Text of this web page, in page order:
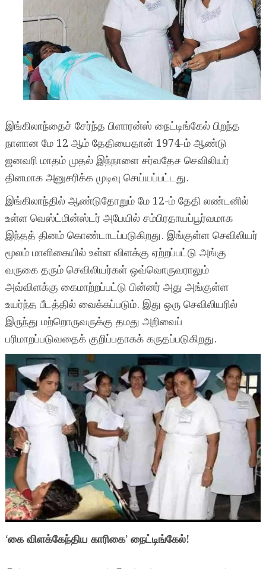
இங்கிலாந்தைச் சேர்ந்த பிளாரன்ஸ் நைட்டிங்கேல் பிறந்த
நாளான மே 12 ஆம் தேதியைதான் 1974-ம் ஆண்டு
ஜனவரி மாதம் முதல் இந்நாளை சர்வதேச செவிலியர்
தினமாக அனுசரிக்க முடிவு செய்யப்பட்டது.
இங்கிலாந்தில் ஆண்டுதோறும் மே 12-ம் தேதி லண்டனில்
உள்ள வெஸ்ட்மின்ஸ்டர் அபேயில் சம்பிரதாயப்பூர்வமாக
இந்தத் தினம் கொண்டாடப்படுகிறது. இங்குள்ள செவிலியர்
மூலம் மாளிகையில் உள்ள விளக்கு ஏற்றப்பட்டு அங்கு
வருகை தரும் செவிலியர்கள் ஒவ்வொருவராலும்
அவ்விளக்கு கைமாற்றப்பட்டு பின்னர் அது அங்குள்ள
உயர்ந்த பீடத்தில் வைக்கப்படும். இது ஒரு செவிலியரில்
இருந்து மற்றொருவருக்கு தமது அறிவைப்
பரிமாறப்படுவதைக் குறிப்பதாகக் கருதப்படுகிறது.
‘கை விளக்கேந்திய காரிகை’ நைட்டிங்கேல்!